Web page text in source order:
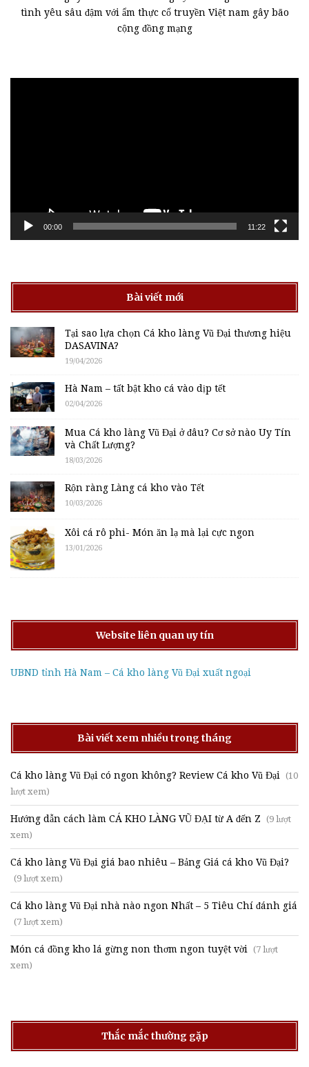
tình yêu sâu đậm với ẩm thực cổ truyền Việt nam gây bão
cộng đồng mạng
00:00 11:22
Bài viết mới
Tại sao lựa chọn Cá kho làng Vũ Đại thương hiệu
DASAVINA?
19/04/2026
Hà Nam – tất bật kho cá vào dịp tết
02/04/2026
Mua Cá kho làng Vũ Đại ở đâu? Cơ sở nào Uy Tín
và Chất Lượng?
18/03/2026
Rộn ràng Làng cá kho vào Tết
10/03/2026
Xôi cá rô phi- Món ăn lạ mà lại cực ngon
13/01/2026
Website liên quan uy tín
UBND tỉnh Hà Nam – Cá kho làng Vũ Đại xuất ngoại
Bài viết xem nhiều trong tháng
Cá kho làng Vũ Đại có ngon không? Review Cá kho Vũ Đại (10
lượt xem)
Hướng dẫn cách làm CÁ KHO LÀNG VŨ ĐẠI từ A đến Z (9 lượt
xem)
Cá kho làng Vũ Đại giá bao nhiêu – Bảng Giá cá kho Vũ Đại?
(9 lượt xem)
Cá kho làng Vũ Đại nhà nào ngon Nhất – 5 Tiêu Chí đánh giá
(7 lượt xem)
Món cá đồng kho lá gừng non thơm ngon tuyệt vời (7 lượt
xem)
Thắc mắc thường gặp